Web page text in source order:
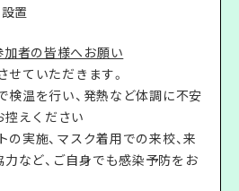
置
者の皆様へお願い
せていただきます。
検温を行い、発熱など体調に不安
えください
の実施、マスク着用での来校、来
など、ご自身でも感染予防をお